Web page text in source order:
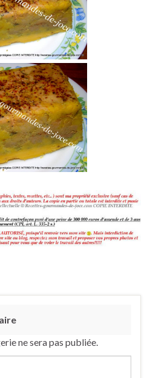
ne sera pas publiée.